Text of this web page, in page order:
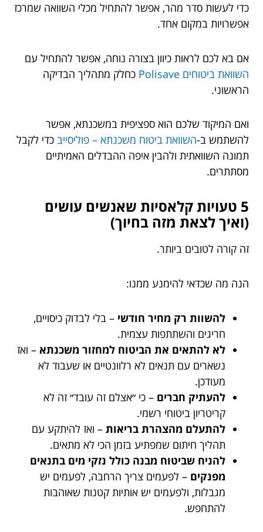
כדי לעשות סדר מהר, אפשר להתחיל מכלי השוואה שמרכז
אפשרויות במקום אחד.
אם בא לכם לראות כיוון בצורה נוחה, אפשר להתחיל עם
השוואת ביטוחים Polisave
כחלק מתהליך הבדיקה
הראשוני.
ואם המיקוד שלכם הוא ספציפית במשכנתא, אפשר
להשתמש ב-השוואת ביטוח משכנתא – פוליסייב כדי לקבל
תמונה השוואתית ולהבין איפה ההבדלים האמיתיים
מסתתרים.
5 טעויות קלאסיות שאנשים עושים
(ואיך לצאת מזה בחיוך)
זה קורה לטובים ביותר.
הנה מה שכדאי להימנע ממנו:
להשוות רק מחיר חודשי – בלי לבדוק כיסויים,
חריגים והשתתפות עצמית.
לא להתאים את הביטוח למחזור משכנתא – ואז
נשארים עם תנאים לא רלוונטיים או שעבוד לא
מעודכן.
להעתיק חברים – כי ״אצלם זה עובד״ זה לא
קריטריון ביטוחי רשמי.
להתעלם מהצהרת בריאות – ואז להיתקע עם
תהליך חיתום שמפתיע בזמן הכי לא מתאים.
להניח שביטוח מבנה כולל נזקי מים בתנאים
מפנקים – לפעמים צריך הרחבה, לפעמים יש
מגבלות, ולפעמים יש אותיות קטנות שאוהבות
להתחפש.